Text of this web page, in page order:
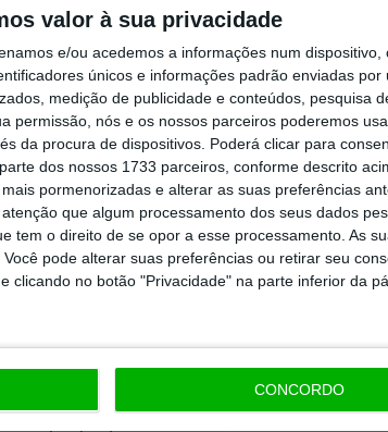
valor à sua privacidade
e/ou acedemos a informações num dispositivo,
únicos e informações padrão enviadas por
medição de publicidade e conteúdos, pesquisa
permissão, nós e os nossos parceiros poderemos
da procura de dispositivos. Poderá clicar para
dos nossos 1733 parceiros, conforme descrito
pormenorizadas e alterar as suas preferências
que algum processamento dos seus dados
tem o direito de se opor a esse processamento. As
pode alterar suas preferências ou retirar seu
clicando no botão "Privacidade" na parte inferior da
CONCORDO
tentativa de tirar partido da
Costa.
episódio para lembrar os
de resolução do BES
https://eco.sapo.pt/2021/05/17/carlos-costa-demorou-menos-10-minutos-a-criar-marca-novo-banco/ Copiar